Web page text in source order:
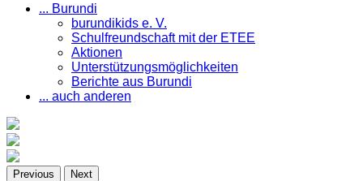
... Burundi
burundikids e. V.
Schulfreundschaft mit der ETEE
Aktionen
Unterstützungsmöglichkeiten
Berichte aus Burundi
... auch anderen
Previous Next